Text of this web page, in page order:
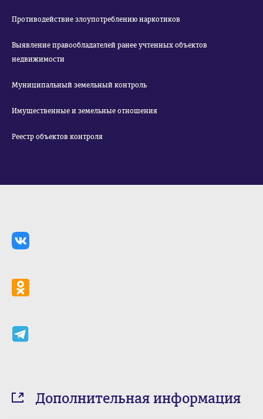
Противодействие злоупотреблению наркотиков
Выявление правообладателей ранее учтенных объектов
недвижимости
Муниципальный земельный контроль
Имущественные и земельные отношения
Реестр объектов контроля
Дополнительная информация